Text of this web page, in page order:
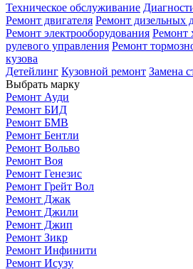
Техническое обслуживание
Ремонт двигателя Ремонт дизельных
Ремонт электрооборудования Ремонт
рулевого управления Ремонт
кузова
Детейлинг Кузовной ремонт Замена
Выбрать марку
Ремонт Ауди
Ремонт БИД
Ремонт БМВ
Ремонт Бентли
Ремонт Вольво
Ремонт Воя
Ремонт Генезис
Ремонт Грейт Вол
Ремонт Джак
Ремонт Джили
Ремонт Джип
Ремонт Зикр
Ремонт Инфинити
Ремонт Исузу